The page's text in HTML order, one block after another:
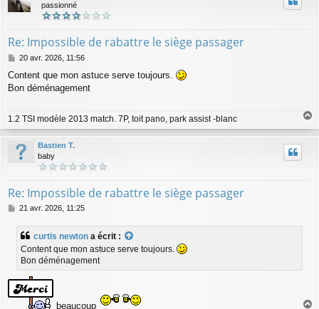
passionné
Re: Impossible de rabattre le siège passager
M
s
s
e
20 avr. 2026, 11:56
Content que mon astuce serve toujours.
Bon déménagement
1.2 TSI modèle 2013 match. 7P, toit pano, park assist -blanc
u
Bastien T.
baby
Re: Impossible de rabattre le siège passager
M
s
e
21 avr. 2026, 11:25
curtis newton a écrit :
Content que mon astuce serve toujours.
Bon déménagement
beaucoup